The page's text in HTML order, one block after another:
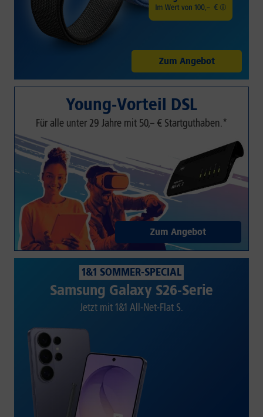
Zum Angebot
Young-Vorteil DSL
Für alle unter 29 Jahre mit 50,– € Startguthaben.*
Zum Angebot
1&1 SOMMER-SPECIAL
Samsung Galaxy S26-Serie
Jetzt mit 1&1 All-Net-Flat S.